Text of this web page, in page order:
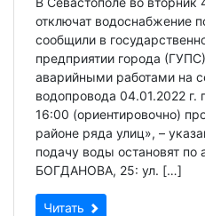
отключат водоснабжение
сообщили в
предприятии города
аварийными работами на
водопровода 04.01.2022
16:00 (ориентировочно)
районе ряда улиц», –
подачу воды остановят по
БОГДАНОВА, 25: ул. […]
Читать